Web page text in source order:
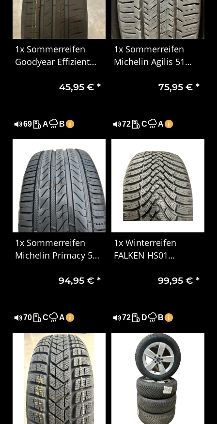
1x Sommerreifen
Goodyear Effizient
185/65 R15 88H DOT
45,95 € *
69 A B
1x Sommerreifen
Michelin Agilis 51
106/104T 6PR DOT
75,95 €*
72 C A
1x Sommerreifen
Michelin Primacy 5
94,95 € *
70 C A
1x Winterreifen
FALKEN HS01
R17 98V XL DOT 3221
99,95 €*
72 D B